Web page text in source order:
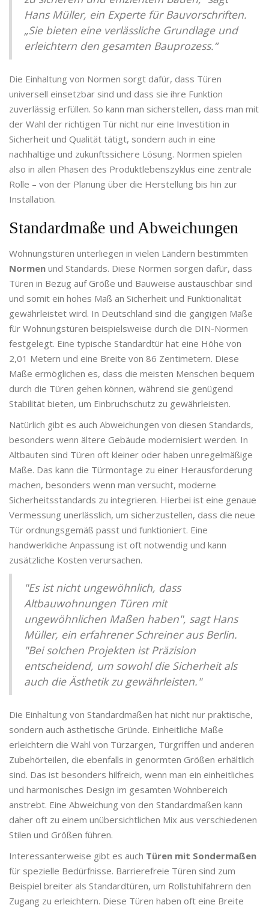
Hans Müller, ein Experte für Bauvorschriften.
„Sie bieten eine verlässliche Grundlage und
erleichtern den gesamten Bauprozess.“
Die Einhaltung von Normen sorgt dafür, dass Türen
universell einsetzbar sind und dass sie ihre Funktion
zuverlässig erfüllen. So kann man sicherstellen, dass man mit
der Wahl der richtigen Tür nicht nur eine Investition in
Sicherheit und Qualität tätigt, sondern auch in eine
nachhaltige und zukunftssichere Lösung. Normen spielen
also in allen Phasen des Produktlebenszyklus eine zentrale
Rolle – von der Planung über die Herstellung bis hin zur
Installation.
Standardmaße und Abweichungen
Wohnungstüren unterliegen in vielen Ländern bestimmten
Normen und Standards. Diese Normen sorgen dafür, dass
Türen in Bezug auf Größe und Bauweise austauschbar sind
und somit ein hohes Maß an Sicherheit und Funktionalität
gewährleistet wird. In Deutschland sind die gängigen Maße
für Wohnungstüren beispielsweise durch die DIN-Normen
festgelegt. Eine typische Standardtür hat eine Höhe von
2,01 Metern und eine Breite von 86 Zentimetern. Diese
Maße ermöglichen es, dass die meisten Menschen bequem
durch die Türen gehen können, während sie genügend
Stabilität bieten, um Einbruchschutz zu gewährleisten.
Natürlich gibt es auch Abweichungen von diesen Standards,
besonders wenn ältere Gebäude modernisiert werden. In
Altbauten sind Türen oft kleiner oder haben unregelmäßige
Maße. Das kann die Türmontage zu einer Herausforderung
machen, besonders wenn man versucht, moderne
Sicherheitsstandards zu integrieren. Hierbei ist eine genaue
Vermessung unerlässlich, um sicherzustellen, dass die neue
Tür ordnungsgemäß passt und funktioniert. Eine
handwerkliche Anpassung ist oft notwendig und kann
zusätzliche Kosten verursachen.
"Es ist nicht ungewöhnlich, dass
Altbauwohnungen Türen mit
ungewöhnlichen Maßen haben", sagt Hans
Müller, ein erfahrener Schreiner aus Berlin.
"Bei solchen Projekten ist Präzision
entscheidend, um sowohl die Sicherheit als
auch die Ästhetik zu gewährleisten."
Die Einhaltung von Standardmaßen hat nicht nur praktische,
sondern auch ästhetische Gründe. Einheitliche Maße
erleichtern die Wahl von Türzargen, Türgriffen und anderen
Zubehörteilen, die ebenfalls in genormten Größen erhältlich
sind. Das ist besonders hilfreich, wenn man ein einheitliches
und harmonisches Design im gesamten Wohnbereich
anstrebt. Eine Abweichung von den Standardmaßen kann
daher oft zu einem unübersichtlichen Mix aus verschiedenen
Stilen und Größen führen.
Interessanterweise gibt es auch Türen mit Sondermaßen
für spezielle Bedürfnisse. Barrierefreie Türen sind zum
Beispiel breiter als Standardtüren, um Rollstuhlfahrern den
Zugang zu erleichtern. Diese Türen haben oft eine Breite